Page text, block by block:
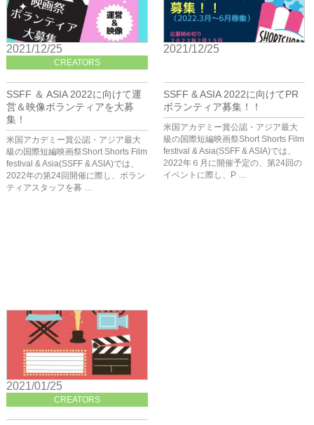
2021/12/25
CREATORS
SSFF ＆ ASIA 2022に向けて運
営＆映像ボランティアを大募
集！
米国アカデミー賞公認・アジア最大
級の国際短編映画祭Short Shorts Film
festival & Asia(SSFF & ASIA)では、
2022年の第24回開催に際し、ボラン
ティアスタッフを募 …
2021/12/25
SSFF & ASIA 2022に向けてPR
ボランティア募集！！
米国アカデミー賞公認・アジア最大
級の国際短編映画祭Short Shorts Film
festival & Asia(SSFF & ASIA)では、
2022年６月に開催予定の、第24回の
イベントに際し、P …
2021/01/25
CREATORS